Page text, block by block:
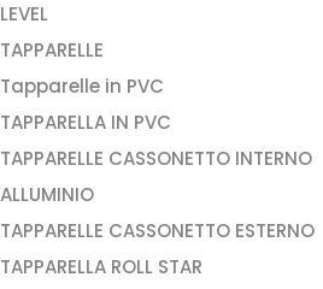
LEVEL
TAPPARELLE
Tapparelle in PVC
TAPPARELLA IN PVC
TAPPARELLE CASSONETTO INTERNO
ALLUMINIO
TAPPARELLE CASSONETTO ESTERNO
TAPPARELLA ROLL STAR